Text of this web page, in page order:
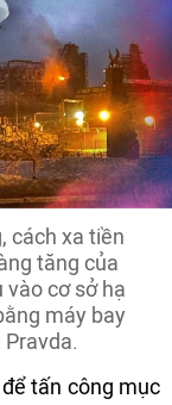
cách xa tiền
tăng của
cơ sở hạ
máy bay
Pravda.
tấn công mục